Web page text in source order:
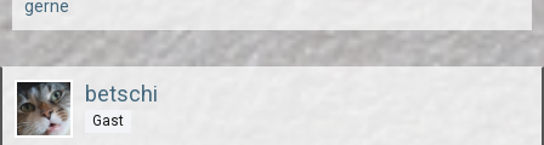
gerne
betschi
Gast